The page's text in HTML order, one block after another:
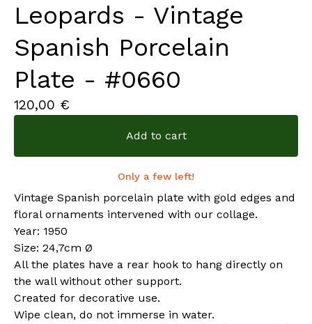
Leopards - Vintage
Spanish Porcelain
Plate - #0660
120,00 €
Add to cart
Only a few left!
Vintage Spanish porcelain plate with gold edges and
floral ornaments intervened with our collage.
Year: 1950
Size: 24,7cm Ø
All the plates have a rear hook to hang directly on
the wall without other support.
Created for decorative use.
Wipe clean, do not immerse in water.